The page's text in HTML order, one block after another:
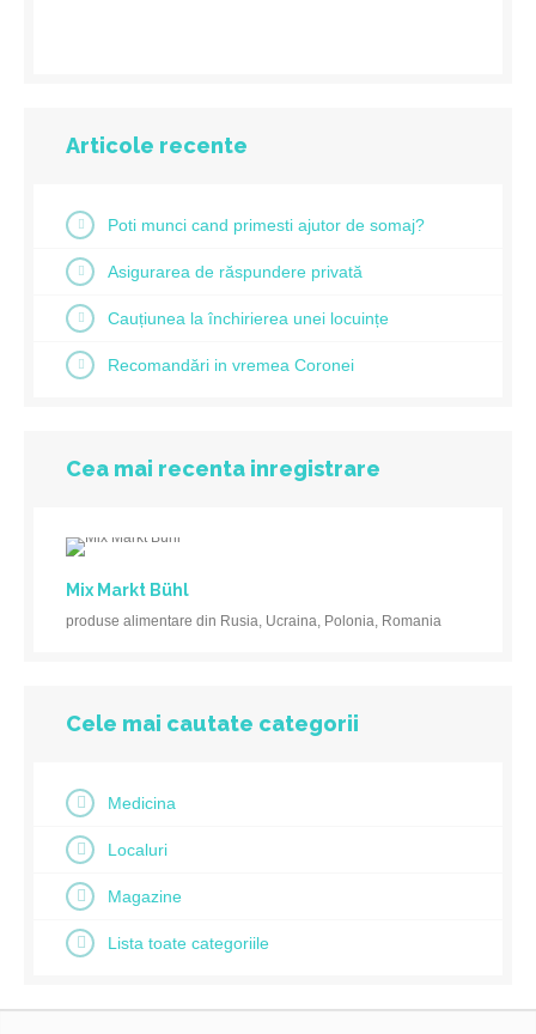
Articole recente
Poti munci cand primesti ajutor de somaj?
Asigurarea de răspundere privată
Cauțiunea la închirierea unei locuințe
Recomandări in vremea Coronei
Cea mai recenta inregistrare
Mix Markt Bühl
produse alimentare din Rusia, Ucraina, Polonia, Romania
Cele mai cautate categorii
Medicina
Localuri
Magazine
Lista toate categoriile